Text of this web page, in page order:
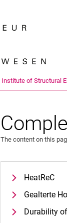
Institute of Structural
The content on this
HeatReC
Gealterte
Durability